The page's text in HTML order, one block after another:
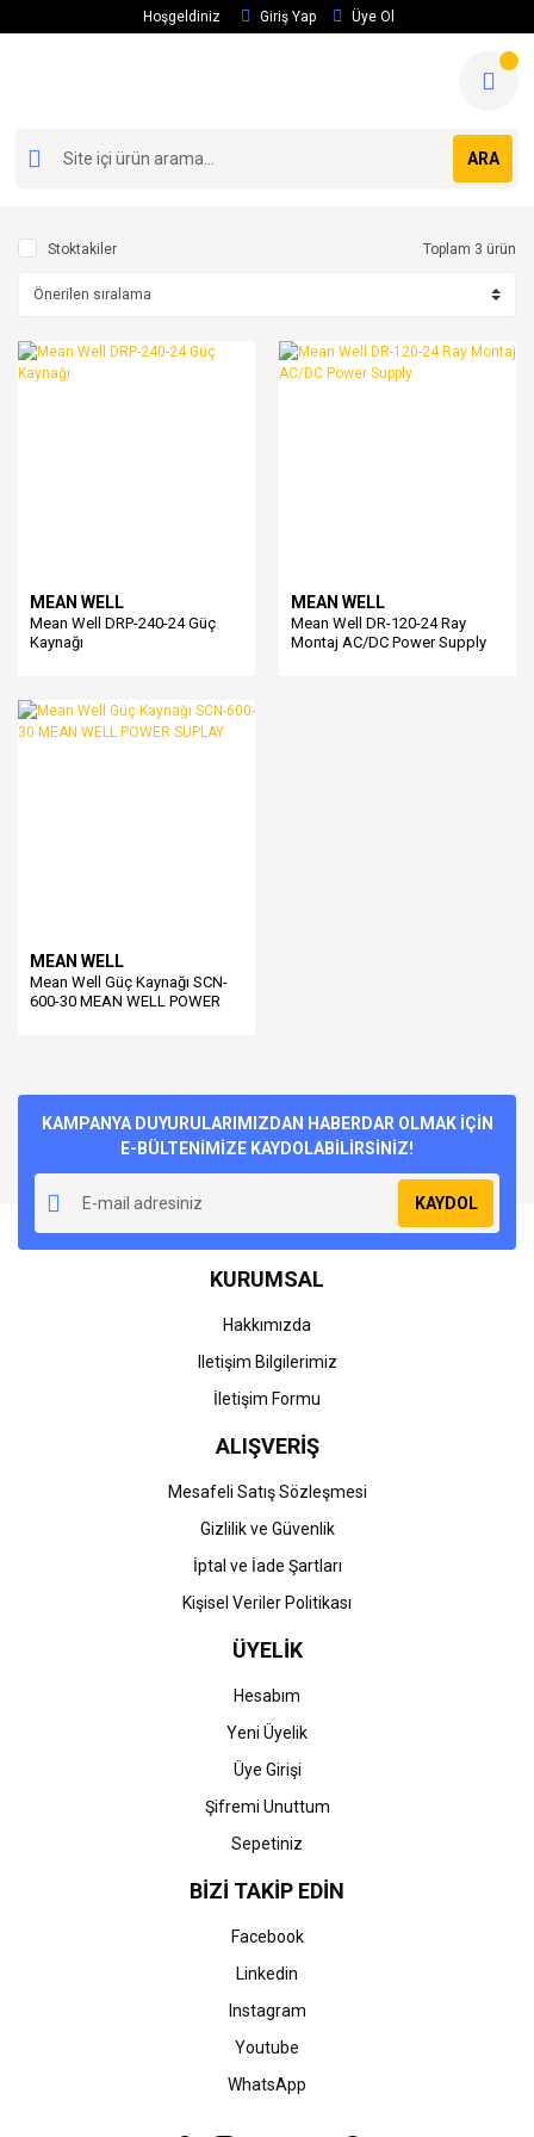
Hoşgeldiniz Giriş Yap Üye Ol
ARA
Stoktakiler Toplam 3 ürün
MEAN WELL
Mean Well DRP-240-24 Güç
Kaynağı
MEAN WELL
Mean Well DR-120-24 Ray
Montaj AC/DC Power Supply
MEAN WELL
Mean Well Güç Kaynağı SCN-
600-30 MEAN WELL POWER
KAMPANYA DUYURULARIMIZDAN HABERDAR OLMAK İÇİN
E-BÜLTENİMİZE KAYDOLABİLİRSİNİZ!
KAYDOL
KURUMSAL
Hakkımızda
Iletişim Bilgilerimiz
İletişim Formu
ALIŞVERİŞ
Mesafeli Satış Sözleşmesi
Gizlilik ve Güvenlik
İptal ve İade Şartları
Kişisel Veriler Politikası
ÜYELİK
Hesabım
Yeni Üyelik
Üye Girişi
Şifremi Unuttum
Sepetiniz
BİZİ TAKİP EDİN
Facebook
Linkedin
Instagram
Youtube
WhatsApp